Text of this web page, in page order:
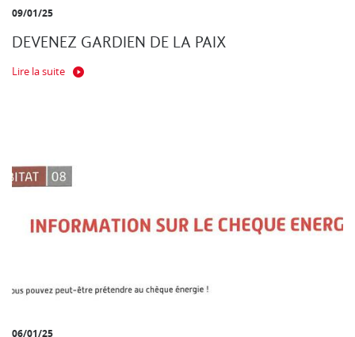
09/01/25
DEVENEZ GARDIEN DE LA PAIX
Lire la suite
06/01/25